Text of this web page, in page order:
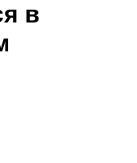
в